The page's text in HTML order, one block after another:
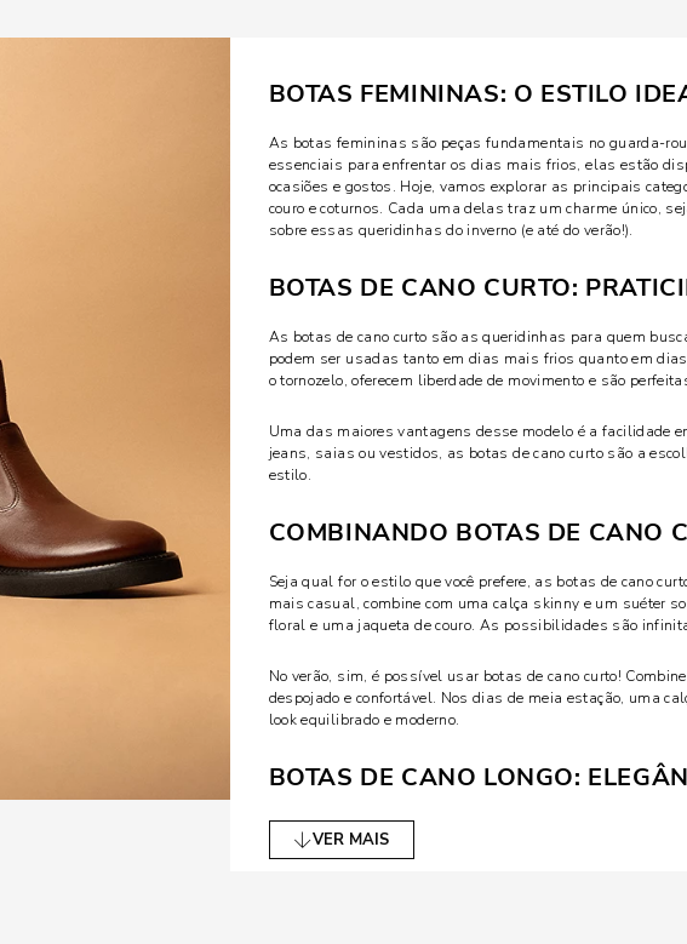
BOTAS FEMININAS: O ESTILO
As botas femininas são peças fundamentais no guarda-
essenciais para enfrentar os dias mais frios, elas estão
ocasiões e gostos. Hoje, vamos explorar as principais
couro e coturnos. Cada uma delas traz um charme único,
sobre essas queridinhas do inverno (e até do verão!).
BOTAS DE CANO CURTO:
As botas de cano curto são as queridinhas para quem
podem ser usadas tanto em dias mais frios quanto em
o tornozelo, oferecem liberdade de movimento e são
Uma das maiores vantagens desse modelo é a facilidade
jeans, saias ou vestidos, as botas de cano curto são a
estilo.
COMBINANDO BOTAS DE CANO
Seja qual for o estilo que você prefere, as botas de cano
mais casual, combine com uma calça skinny e um suéter
floral e uma jaqueta de couro. As possibilidades são
No verão, sim, é possível usar botas de cano curto!
despojado e confortável. Nos dias de meia estação, uma
look equilibrado e moderno.
BOTAS DE CANO LONGO:
Quando o inverno chega de vez, as botas de cano longo
sofisticação que é difícil de igualar. Essas botas
VER MAIS